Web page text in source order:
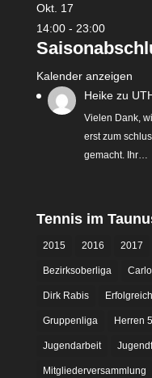
Okt. 17
14:00- 23:00
Kalender anzeigen
Heike zu
Vielen Dank,
erst zum
gemacht. Ihr…
Tennis im
2015 2016 2017
Bezirksoberliga
Dirk Rabis
Gruppenliga Herren
Jugendarbeit
Mitgliederversammlung